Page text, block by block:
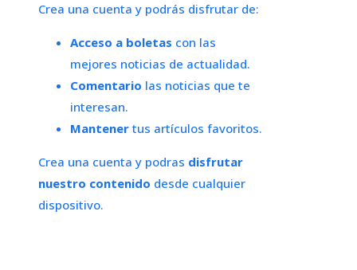
Crea una cuenta y podrás disfrutar de:
Acceso a boletas con las
mejores noticias de actualidad.
Comentario las noticias que te
interesan.
Mantener tus artículos favoritos.
Crea una cuenta y podras disfrutar
nuestro contenido desde cualquier
dispositivo.